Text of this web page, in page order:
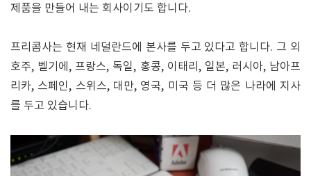
제품을 만들어 내는 회사이기도 합니다.
프리콤사는 현재 네덜란드에 본사를 두고 있다고 합니다. 그 외
호주, 벨기에, 프랑스, 독일, 홍콩, 이태리, 일본, 러시아, 남아프
리카, 스페인, 스위스, 대만, 영국, 미국 등 더 많은 나라에 지사
를 두고 있습니다.